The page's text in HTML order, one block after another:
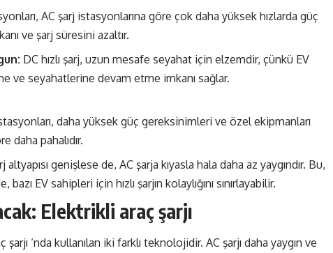
AC şarj istasyonlarına göre çok daha yüksek hızlarda güç
ve şarj süresini azaltır.
DC hızlı şarj, uzun mesafe seyahat için elzemdir, çünkü EV
ve seyahatlerine devam etme imkanı sağlar.
daha yüksek güç gereksinimleri ve özel ekipmanları
daha pahalıdır.
altyapısı genişlese de, AC şarja kıyasla hala daha az yaygındır. Bu,
EV sahipleri için hızlı şarjın kolaylığını sınırlayabilir.
Elektrikli araç şarjı
‘nda kullanılan iki farklı teknolojidir. AC şarjı daha yaygın ve